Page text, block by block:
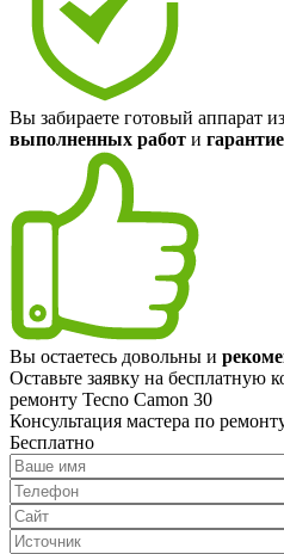
Вы забираете готовый аппарат
выполненных работ и
Вы остаетесь довольны и
Оставьте заявку на бесплатную
ремонту Tecno Camon 30
Консультация мастера по
Бесплатно